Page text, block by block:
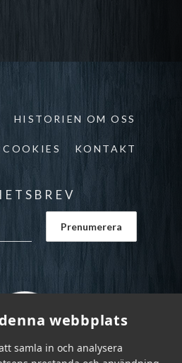
webbplats
samla in och analysera
HISTORIEN OM OSS
COOKIES KONTAKT